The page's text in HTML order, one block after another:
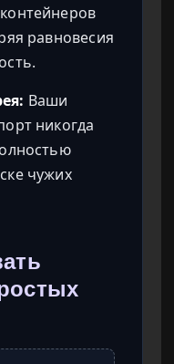
равновесия
Ваши
никогда
чужих